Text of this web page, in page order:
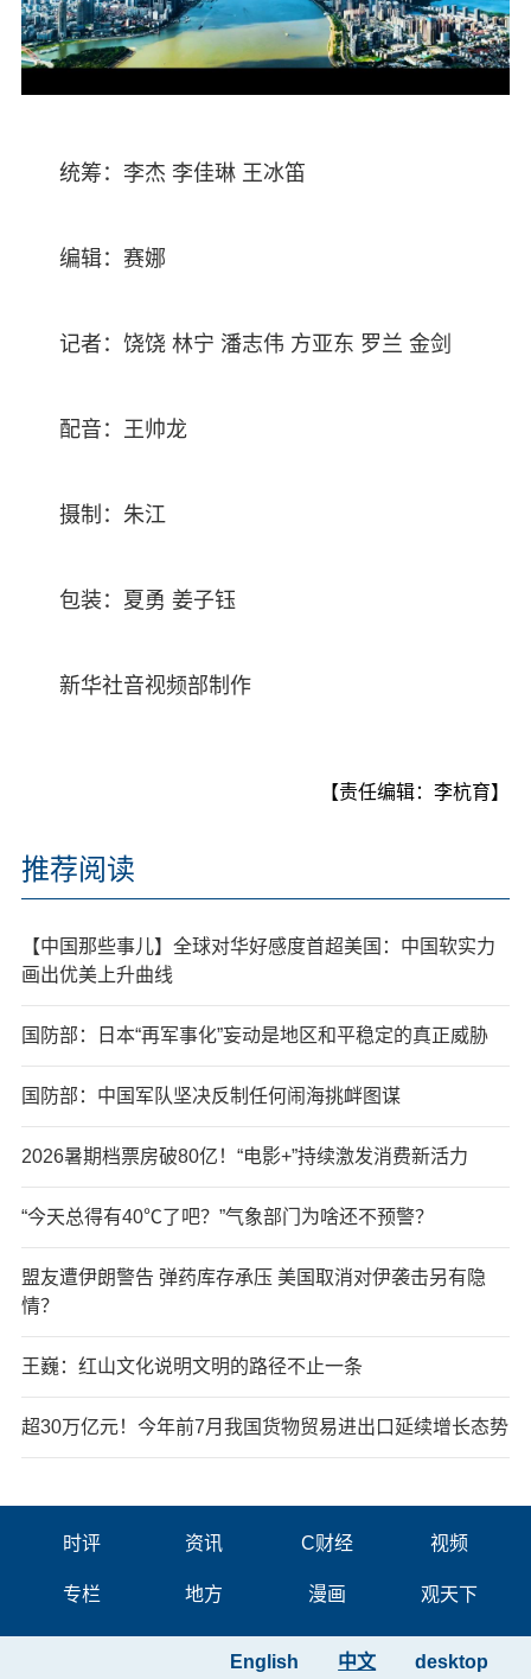
统筹：李杰 李佳琳 王冰笛
编辑：赛娜
记者：饶饶 林宁 潘志伟 方亚东 罗兰 金剑
配音：王帅龙
摄制：朱江
包装：夏勇 姜子钰
新华社音视频部制作
【责任编辑：李杭育】
推荐阅读
【中国那些事儿】全球对华好感度首超美国：中国软实力
画出优美上升曲线
国防部：日本“再军事化”妄动是地区和平稳定的真正威胁
国防部：中国军队坚决反制任何闹海挑衅图谋
2026暑期档票房破80亿！“电影+”持续激发消费新活力
“今天总得有40℃了吧？”气象部门为啥还不预警？
盟友遭伊朗警告 弹药库存承压 美国取消对伊袭击另有隐
情？
王巍：红山文化说明文明的路径不止一条
超30万亿元！今年前7月我国货物贸易进出口延续增长态势
时评 资讯 C财经 视频
专栏 地方 漫画 观天下
desktop
中文
English